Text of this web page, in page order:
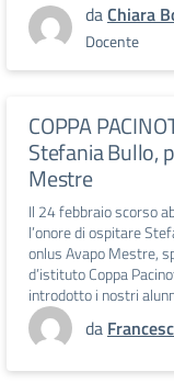
daChiara
Docente
COPPA
Stefania Bullo,
Mestre
Il 24 febbraio scorso
l’onore di ospitare
onlus Avapo Mestre,
d’istituto Coppa
introdotto i nostri
da